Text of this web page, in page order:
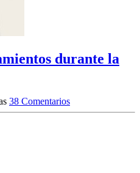
durante la
38 Comentarios